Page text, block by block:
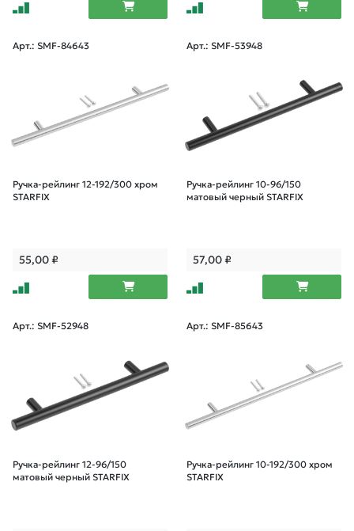
Арт.: SMF-84643
Ручка-рейлинг 12-192/300 хром
STARFIX
55,00₽
Арт.: SMF-53948
Ручка-рейлинг 10-96/150
матовый черный STARFIX
57,00₽
Арт.: SMF-52948
Ручка-рейлинг 12-96/150
матовый черный STARFIX
Арт.: SMF-85643
Ручка-рейлинг 10-192/300 хром
STARFIX